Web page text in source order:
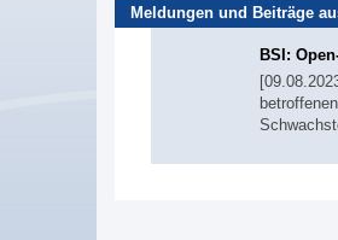
Meldungen und Beiträge
BSI: